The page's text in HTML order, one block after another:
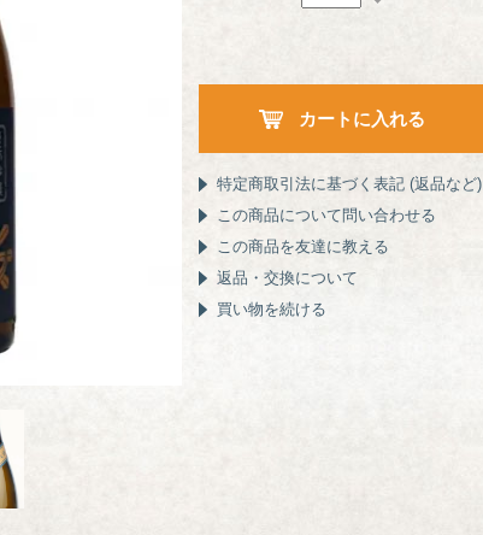
特定商取引法に基づく表記 (返品など)
この商品について問い合わせる
この商品を友達に教える
返品・交換について
買い物を続ける